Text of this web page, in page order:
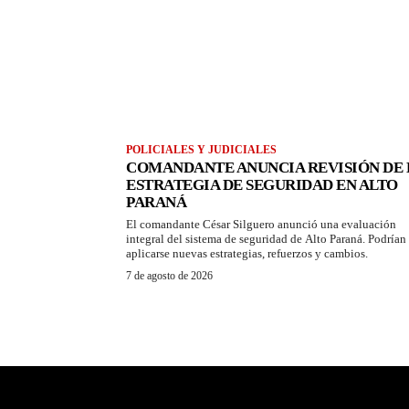
POLICIALES Y JUDICIALES
COMANDANTE ANUNCIA REVISIÓN DE
ESTRATEGIA DE SEGURIDAD EN ALTO
PARANÁ
El comandante César Silguero anunció una evaluación
integral del sistema de seguridad de Alto Paraná. Podrían
aplicarse nuevas estrategias, refuerzos y cambios.
7 de agosto de 2026